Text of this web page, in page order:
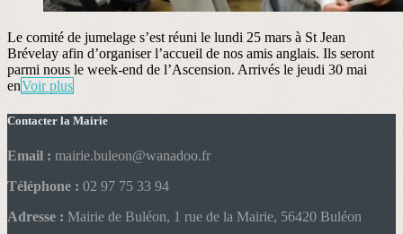
Le comité de jumelage s’est réuni le lundi 25 mars à St Jean
Brévelay afin d’organiser l’accueil de nos amis anglais. Ils seront
parmi nous le week-end de l’Ascension. Arrivés le jeudi 30 mai
enVoir plus
Contacter la Mairie
Email : mairie.buleon@wanadoo.fr
Téléphone : 02 97 75 33 94
Adresse : Mairie de Buléon, 1 rue de la Mairie, 56420 Buléon